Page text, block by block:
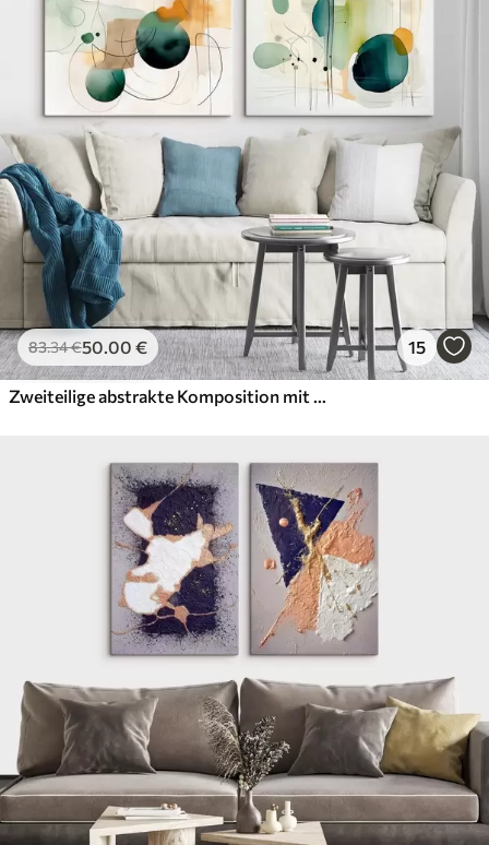
Öko-Premium
.00€
✓ Kräftige, satte Farben
✓ Lichtbeständig
✓ Sichere, geruchsfreie Tinte
✓Leinwandähnliche Oberfläche
✓Umweltfreundliches Material
83.34€50.00 € 15
Zweiteilige abstrakte Komposition mit sanften Farbflecken